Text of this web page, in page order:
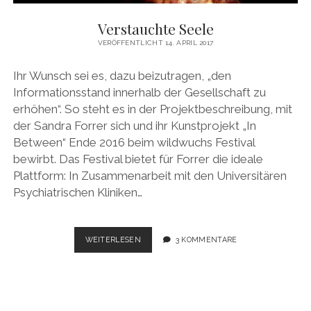
MEINE WEBSITE
Verstauchte Seele
VERÖFFENTLICHT 14. APRIL 2017
Ihr Wunsch sei es, dazu beizutragen, „den
Informationsstand innerhalb der Gesellschaft zu
erhöhen“. So steht es in der Projektbeschreibung, mit
der Sandra Forrer sich und ihr Kunstprojekt „In
Between“ Ende 2016 beim wildwuchs Festival
bewirbt. Das Festival bietet für Forrer die ideale
Plattform: In Zusammenarbeit mit den Universitären
Psychiatrischen Kliniken…
WEITERLESEN VERSTAUCHTE
SEELE
3 KOMMENTARE